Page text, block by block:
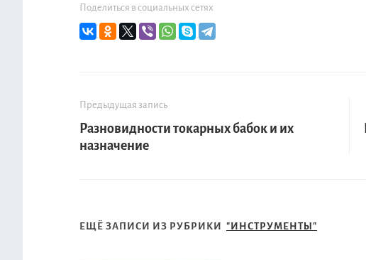
Поделиться в социальных сетях
Предыдущая запись
Разновидности токарных бабок и их
назначение
ЕЩЁ ЗАПИСИ ИЗ РУБРИКИ "ИНСТРУМЕНТЫ"